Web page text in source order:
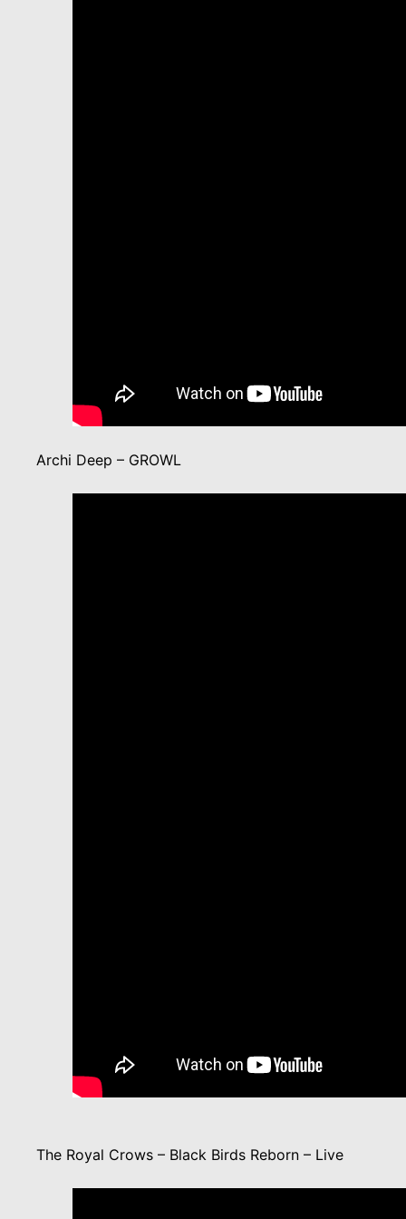
Archi Deep – GROWL
The Royal Crows – Black Birds Reborn – Live